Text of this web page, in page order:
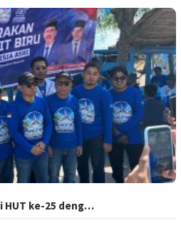
HUT ke-25 deng…